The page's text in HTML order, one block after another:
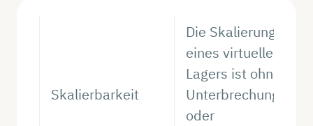
Skalierbarkeit
Die Skalierung
eines virtuellen
Lagers ist ohne
Unterbrechung
oder